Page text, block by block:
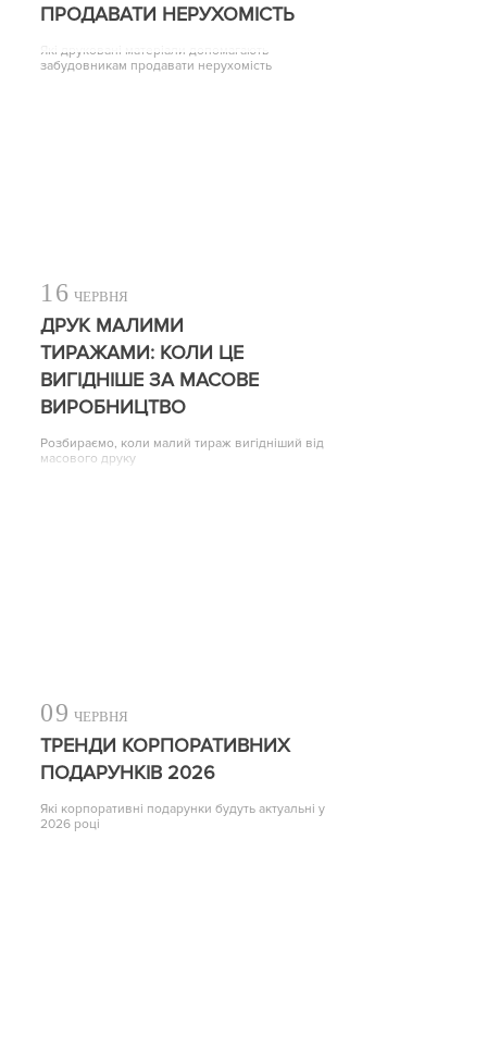
ПРОДАВАТИ НЕРУХОМІСТЬ
Які друковані матеріали допомагають
забудовникам продавати нерухомість
16 ЧЕРВНЯ
ДРУК МАЛИМИ
ТИРАЖАМИ: КОЛИ ЦЕ
ВИГІДНІШЕ ЗА МАСОВЕ
ВИРОБНИЦТВО
Розбираємо, коли малий тираж вигідніший від
масового друку
09 ЧЕРВНЯ
ТРЕНДИ КОРПОРАТИВНИХ
ПОДАРУНКІВ 2026
Які корпоративні подарунки будуть актуальні у
2026 році